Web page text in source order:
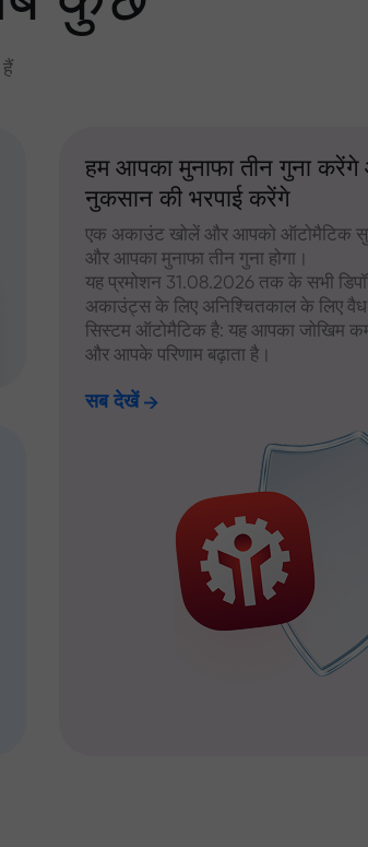
हम आपका मुनाफा तीन गुना
नुकसान की भरपाई करेंगे
एक अकाउंट खोलें और आपको ऑटोमैटिक
और आपका मुनाफा तीन गुना होगा।
यह प्रमोशन 31.08.2026 तक के सभी
अकाउंट्स के लिए अनिश्चितकाल के लिए वैध
सिस्टम ऑटोमैटिक है: यह आपका जोखिम
और आपके परिणाम बढ़ाता है।
सब देखें